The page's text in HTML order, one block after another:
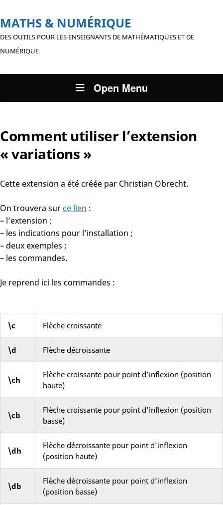
MATHS & NUMÉRIQUE
DES OUTILS POUR LES ENSEIGNANTS DE MATHÉMATIQUES ET DE
NUMÉRIQUE
Open Menu
Comment utiliser l’extension
« variations »
Cette extension a été créée par Christian Obrecht.
On trouvera sur ce lien :
– l’extension ;
– les indications pour l’installation ;
– deux exemples ;
– les commandes.
Je reprend ici les commandes :
\c Flèche croissante
\d Flèche décroissante
\ch
Flèche croissante pour point d’inflexion (position
haute)
\cb
Flèche croissante pour point d’inflexion (position
basse)
\dh
Flèche décroissante pour point d’inflexion
(position haute)
\db
Flèche décroissante pour point d’inflexion
(position basse)